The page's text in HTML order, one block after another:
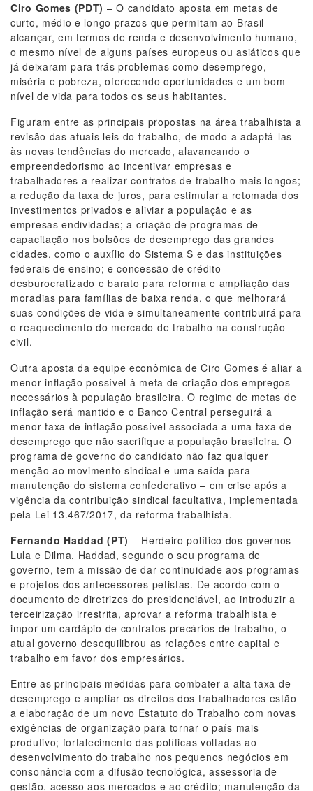
Ciro Gomes (PDT) – O candidato aposta em metas de
curto, médio e longo prazos que permitam ao Brasil
alcançar, em termos de renda e desenvolvimento humano,
o mesmo nível de alguns países europeus ou asiáticos que
já deixaram para trás problemas como desemprego,
miséria e pobreza, oferecendo oportunidades e um bom
nível de vida para todos os seus habitantes.
Figuram entre as principais propostas na área trabalhista a
revisão das atuais leis do trabalho, de modo a adaptá-las
às novas tendências do mercado, alavancando o
empreendedorismo ao incentivar empresas e
trabalhadores a realizar contratos de trabalho mais longos;
a redução da taxa de juros, para estimular a retomada dos
investimentos privados e aliviar a população e as
empresas endividadas; a criação de programas de
capacitação nos bolsões de desemprego das grandes
cidades, como o auxílio do Sistema S e das instituições
federais de ensino; e concessão de crédito
desburocratizado e barato para reforma e ampliação das
moradias para famílias de baixa renda, o que melhorará
suas condições de vida e simultaneamente contribuirá para
o reaquecimento do mercado de trabalho na construção
civil.
Outra aposta da equipe econômica de Ciro Gomes é aliar a
menor inflação possível à meta de criação dos empregos
necessários à população brasileira. O regime de metas de
inflação será mantido e o Banco Central perseguirá a
menor taxa de inflação possível associada a uma taxa de
desemprego que não sacrifique a população brasileira. O
programa de governo do candidato não faz qualquer
menção ao movimento sindical e uma saída para
manutenção do sistema confederativo – em crise após a
vigência da contribuição sindical facultativa, implementada
pela Lei 13.467/2017, da reforma trabalhista.
Fernando Haddad (PT) – Herdeiro político dos governos
Lula e Dilma, Haddad, segundo o seu programa de
governo, tem a missão de dar continuidade aos programas
e projetos dos antecessores petistas. De acordo com o
documento de diretrizes do presidenciável, ao introduzir a
terceirização irrestrita, aprovar a reforma trabalhista e
impor um cardápio de contratos precários de trabalho, o
atual governo desequilibrou as relações entre capital e
trabalho em favor dos empresários.
Entre as principais medidas para combater a alta taxa de
desemprego e ampliar os direitos dos trabalhadores estão
a elaboração de um novo Estatuto do Trabalho com novas
exigências de organização para tornar o país mais
produtivo; fortalecimento das políticas voltadas ao
desenvolvimento do trabalho nos pequenos negócios em
consonância com a difusão tecnológica, assessoria de
gestão, acesso aos mercados e ao crédito; manutenção da